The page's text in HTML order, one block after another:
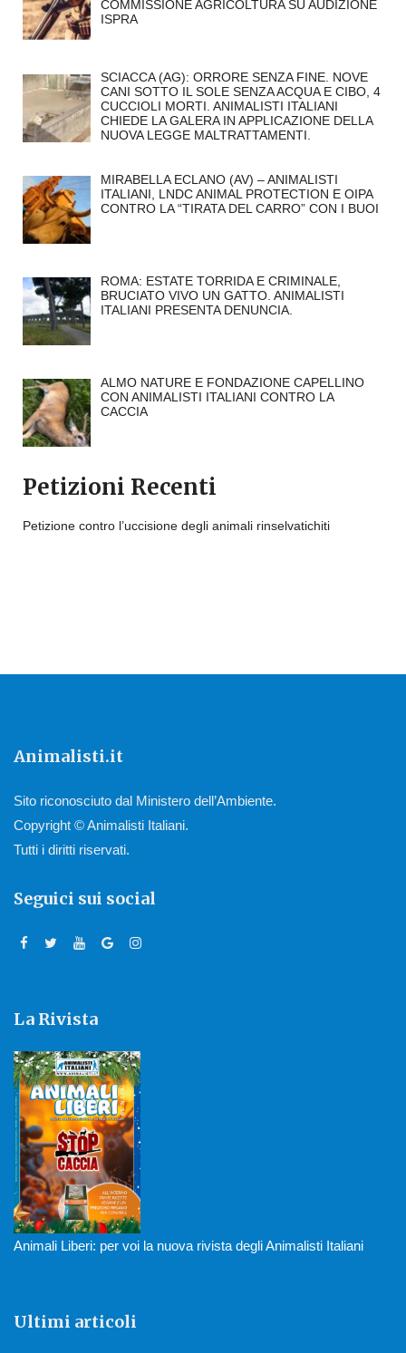
COMMISSIONE AGRICOLTURA SU AUDIZIONE
ISPRA
SCIACCA (AG): ORRORE SENZA FINE. NOVE
CANI SOTTO IL SOLE SENZA ACQUA E CIBO, 4
CUCCIOLI MORTI. ANIMALISTI ITALIANI
CHIEDE LA GALERA IN APPLICAZIONE DELLA
NUOVA LEGGE MALTRATTAMENTI.
MIRABELLA ECLANO (AV) – ANIMALISTI
ITALIANI, LNDC ANIMAL PROTECTION E OIPA
CONTRO LA “TIRATA DEL CARRO” CON I BUOI
ROMA: ESTATE TORRIDA E CRIMINALE,
BRUCIATO VIVO UN GATTO. ANIMALISTI
ITALIANI PRESENTA DENUNCIA.
ALMO NATURE E FONDAZIONE CAPELLINO
CON ANIMALISTI ITALIANI CONTRO LA
CACCIA
Petizioni Recenti
Petizione contro l’uccisione degli animali rinselvatichiti
Animalisti.it
Sito riconosciuto dal Ministero dell’Ambiente.
Copyright © Animalisti Italiani.
Tutti i diritti riservati.
Seguici sui social
La Rivista
Animali Liberi: per voi la nuova rivista degli Animalisti Italiani
Ultimi articoli